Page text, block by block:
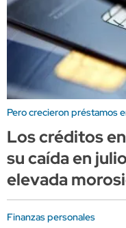
Pero crecieron préstamos
Los créditos
su caída en
elevada
Finanzas personales